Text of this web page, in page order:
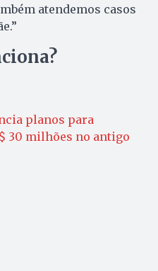
atendemos casos
planos para
30 milhões no antigo